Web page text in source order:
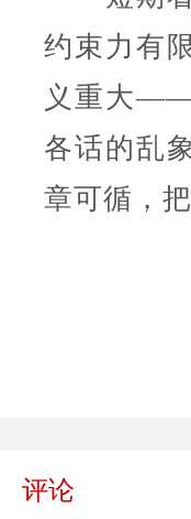
约束力有
义重大——
各话的乱
章可循，
评论